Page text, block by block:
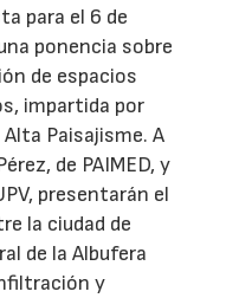
para el 6 de
ponencia sobre
de espacios
impartida por
Paisajisme. A
de PAIMED, y
presentarán el
la ciudad de
de la Albufera
y